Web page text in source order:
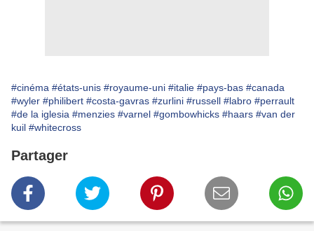
#cinéma #états-unis #royaume-uni #italie #pays-bas #canada
#wyler #philibert #costa-gavras #zurlini #russell #labro #perrault
#de la iglesia #menzies #varnel #gombowhicks #haars #van der
kuil #whitecross
Partager